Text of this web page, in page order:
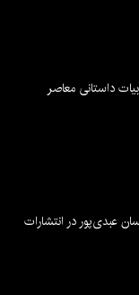
داستانی معاصر
عبدی‌پور در انتشارات